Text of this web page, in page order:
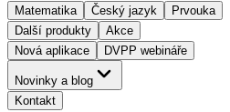
Matematika Český jazyk
Prvouka
Další produkty
Akce
Nová aplikace
DVPP webináře
Novinky a blog
Kontakt